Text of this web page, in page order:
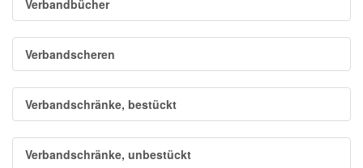
Verbandbücher
Verbandscheren
Verbandschränke, bestückt
Verbandschränke, unbestückt